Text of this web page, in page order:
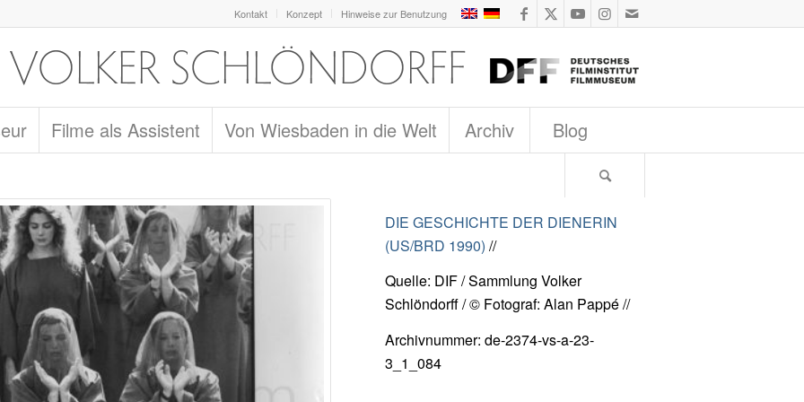
Kontakt Konzept Hinweise zur Benutzung
Filme als Assistent Von Wiesbaden in die Welt Archiv Blog
DIE GESCHICHTE DER DIENERIN
(US/BRD 1990) //
Quelle: DIF / Sammlung Volker
Schlöndorff / © Fotograf: Alan Pappé //
Archivnummer: de-2374-vs-a-23-
3_1_084